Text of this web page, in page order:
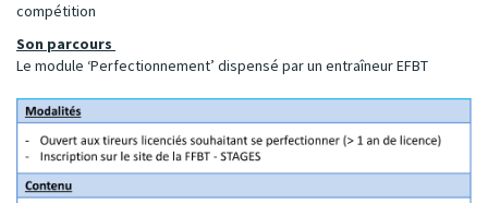
compétition
Son parcours
Le module ‘Perfectionnement’ dispensé par un entraîneur EFBT